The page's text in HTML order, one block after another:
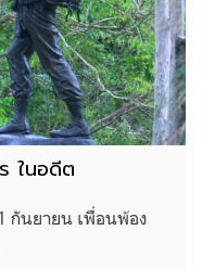
ในอดีต
กันยายน เพื่อนพ้อง